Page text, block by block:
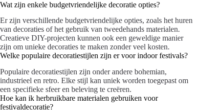
Wat zijn enkele budgetvriendelijke decoratie opties?
Er zijn verschillende budgetvriendelijke opties, zoals het huren
van decoraties of het gebruik van tweedehands materialen.
Creatieve DIY-projecten kunnen ook een geweldige manier
zijn om unieke decoraties te maken zonder veel kosten.
Welke populaire decoratiestijlen zijn er voor indoor festivals?
Populaire decoratiestijlen zijn onder andere bohemian,
industrieel en retro. Elke stijl kan uniek worden toegepast om
een specifieke sfeer en beleving te creëren.
Hoe kan ik herbruikbare materialen gebruiken voor
festivaldecoratie?